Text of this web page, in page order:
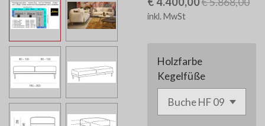
inkl. MwSt
Holzfarbe
Kegelfüße